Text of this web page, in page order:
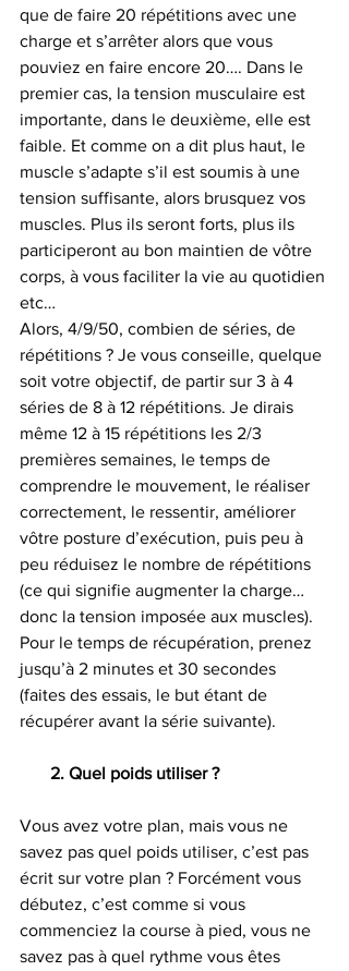
que de faire 20 répétitions avec une
charge et s’arrêter alors que vous
pouviez en faire encore 20…. Dans le
premier cas, la tension musculaire est
importante, dans le deuxième, elle est
faible. Et comme on a dit plus haut, le
muscle s’adapte s’il est soumis à une
tension suffisante, alors brusquez vos
muscles. Plus ils seront forts, plus ils
participeront au bon maintien de vôtre
corps, à vous faciliter la vie au quotidien
etc…
Alors, 4/9/50, combien de séries, de
répétitions ? Je vous conseille, quelque
soit votre objectif, de partir sur 3 à 4
séries de 8 à 12 répétitions. Je dirais
même 12 à 15 répétitions les 2/3
premières semaines, le temps de
comprendre le mouvement, le réaliser
correctement, le ressentir, améliorer
vôtre posture d’exécution, puis peu à
peu réduisez le nombre de répétitions
(ce qui signifie augmenter la charge…
donc la tension imposée aux muscles).
Pour le temps de récupération, prenez
jusqu’à 2 minutes et 30 secondes
(faites des essais, le but étant de
récupérer avant la série suivante).
2. Quel poids utiliser ?
Vous avez votre plan, mais vous ne
savez pas quel poids utiliser, c’est pas
écrit sur votre plan ? Forcément vous
débutez, c’est comme si vous
commenciez la course à pied, vous ne
savez pas à quel rythme vous êtes